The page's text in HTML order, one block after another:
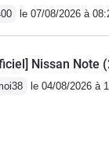
le 07/08/2026 à
Nissan Note
le 04/08/2026 à